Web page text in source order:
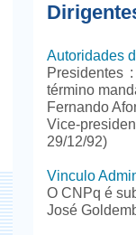
Autoridades
Presidentes
término
Fernando
Vice-
29/12/92)
Vinculo
O CNPq é
José